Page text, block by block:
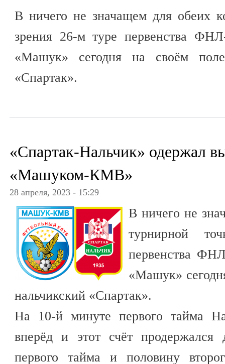
В ничего не значащем для обеих
зрения 26-м туре первенства
«Машук» сегодня на своём
«Спартак».
«Спартак-Нальчик» одержал
«Машуком-КМВ»
28 апреля, 2023 - 15:29
В ничего не
турнирной
первенства
«Машук»
нальчикский «Спартак».
На 10-й минуте первого тайма
вперёд и этот счёт
первого тайма и половину